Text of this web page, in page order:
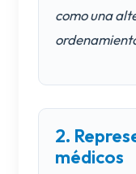
como una
2.
médicos